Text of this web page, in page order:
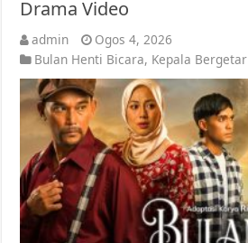
Drama Video
admin
Ogos 4, 2026
Bulan Henti Bicara, Kepala Bergetar